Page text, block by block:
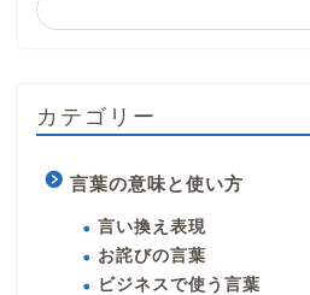
カテゴリー
言葉の意味と使い方
言い換え表現
お詫びの言葉
ビジネスで使う言葉